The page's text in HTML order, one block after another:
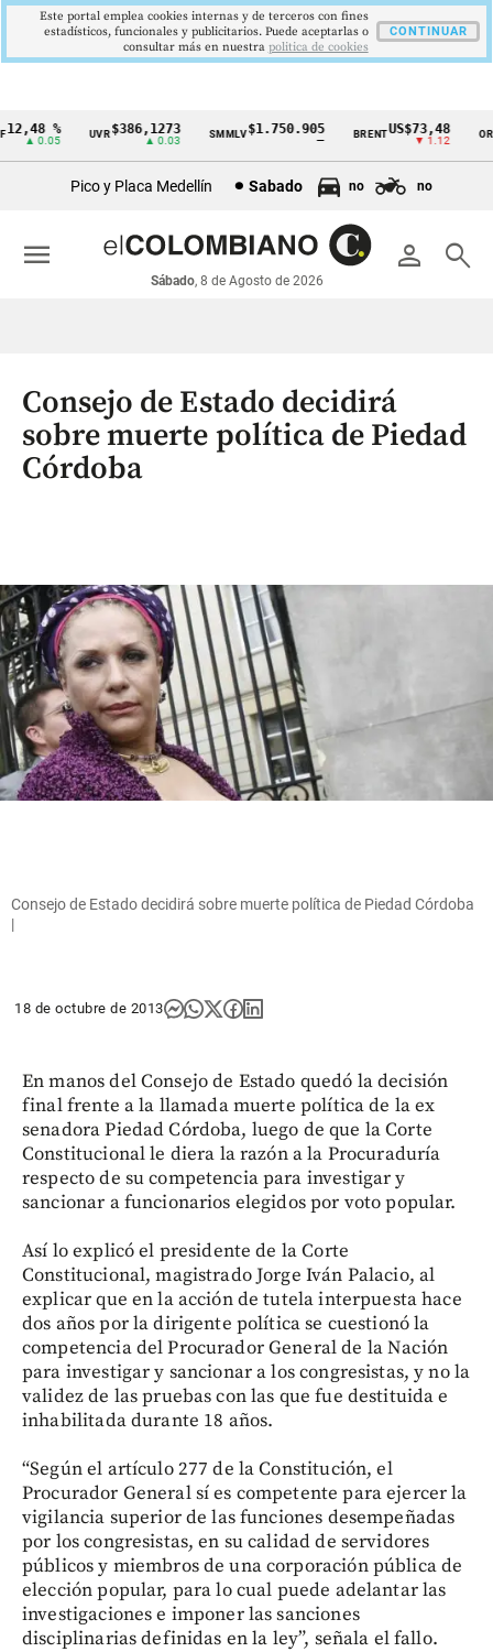
Cintillo
económicos
Colombia
%
▲ 0.05
UVR$386,1273
▲ 0.03
SMMLV$1.750.905 BRENTUS$73,48
▼ 1.12
ORO
Pico y Placa Medellín Sabado no no
person search
Sábado, 8 de Agosto de 2026
menu
Consejo de Estado decidirá
sobre muerte política de Piedad
Córdoba
Consejo de Estado decidirá sobre muerte política de Piedad Córdoba
|
18 de octubre de 2013
En manos del Consejo de Estado quedó la decisión
final frente a la llamada muerte política de la ex
senadora Piedad Córdoba, luego de que la Corte
Constitucional le diera la razón a la Procuraduría
respecto de su competencia para investigar y
sancionar a funcionarios elegidos por voto popular.
Así lo explicó el presidente de la Corte
Constitucional, magistrado Jorge Iván Palacio, al
explicar que en la acción de tutela interpuesta hace
dos años por la dirigente política se cuestionó la
competencia del Procurador General de la Nación
para investigar y sancionar a los congresistas, y no la
validez de las pruebas con las que fue destituida e
inhabilitada durante 18 años.
“Según el artículo 277 de la Constitución, el
Procurador General sí es competente para ejercer la
vigilancia superior de las funciones desempeñadas
por los congresistas, en su calidad de servidores
públicos y miembros de una corporación pública de
elección popular, para lo cual puede adelantar las
investigaciones e imponer las sanciones
disciplinarias definidas en la ley”, señala el fallo.
Este portal emplea cookies internas y de terceros con fines
estadísticos, funcionales y publicitarios. Puede aceptarlas o
consultar más en nuestra politica de cookies
CONTINUAR